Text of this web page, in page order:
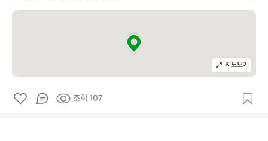
지도보기
조회 107